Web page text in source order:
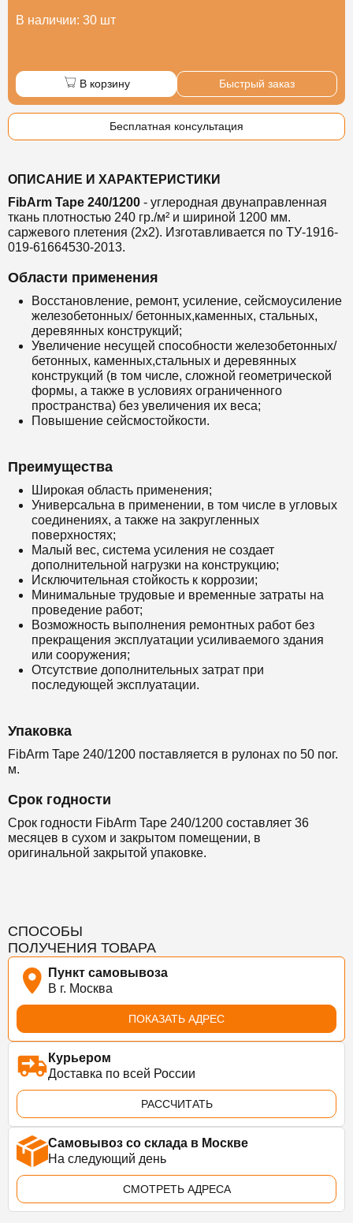
В наличии: 30 шт
В корзину Быстрый заказ
Бесплатная консультация
ОПИСАНИЕ И ХАРАКТЕРИСТИКИ
FibArm Tape 240/1200 - углеродная двунаправленная
ткань плотностью 240 гр./м² и шириной 1200 мм.
саржевого плетения (2х2). Изготавливается по ТУ-1916-
019-61664530-2013.
Области применения
Восстановление, ремонт, усиление, сейсмоусиление
железобетонных/ бетонных,каменных, стальных,
деревянных конструкций;
Увеличение несущей способности железобетонных/
бетонных, каменных,стальных и деревянных
конструкций (в том числе, сложной геометрической
формы, а также в условиях ограниченного
пространства) без увеличения их веса;
Повышение сейсмостойкости.
Преимущества
Широкая область применения;
Универсальна в применении, в том числе в угловых
соединениях, а также на закругленных
поверхностях;
Малый вес, система усиления не создает
дополнительной нагрузки на конструкцию;
Исключительная стойкость к коррозии;
Минимальные трудовые и временные затраты на
проведение работ;
Возможность выполнения ремонтных работ без
прекращения эксплуатации усиливаемого здания
или сооружения;
Отсутствие дополнительных затрат при
последующей эксплуатации.
Упаковка
FibArm Tape 240/1200 поставляется в рулонах по 50 пог.
м.
Срок годности
Срок годности FibArm Tape 240/1200 составляет 36
месяцев в сухом и закрытом помещении, в
оригинальной закрытой упаковке.
СПОСОБЫ
ПОЛУЧЕНИЯ ТОВАРА
Пункт самовывоза
В г. Москва
ПОКАЗАТЬ АДРЕС
Курьером
Доставка по всей России
РАССЧИТАТЬ
Самовывоз со склада в Москве
На следующий день
СМОТРЕТЬ АДРЕСА